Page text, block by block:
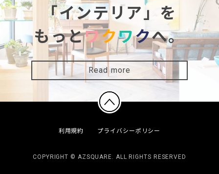
「インテリア」を
もっとワクワクへ。
Read more
利用規約 プライバシーポリシー
COPYRIGHT © AZSQUARE. ALL RIGHTS RESERVED